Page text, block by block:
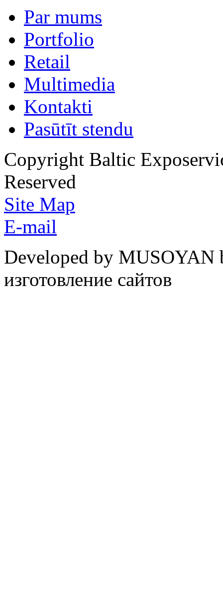
Par mums
Portfolio
Retail
Multimedia
Kontakti
Pasūtīt stendu
Copyright Baltic
Reserved
Site Map
E-mail
Developed by
изготовление сайтов